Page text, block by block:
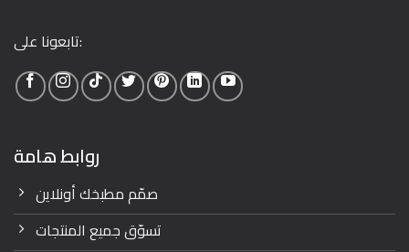
تابعونا على:
روابط هامة
صمّم مطبخك أونلاين
تسوّق جميع المنتجات